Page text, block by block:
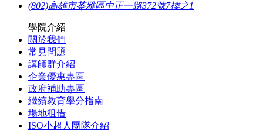
(802)高雄市苓雅區中正一路372號7樓之1
學院介紹
關於我們
常見問題
講師群介紹
企業優惠專區
政府補助專區
繼續教育學分指南
場地租借
ISO小超人團隊介紹